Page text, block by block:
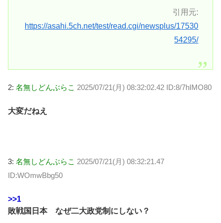
引用元:
https://asahi.5ch.net/test/read.cgi/newsplus/17530
54295/
2: 名無しどんぶらこ 2025/07/21(月) 08:32:02.42 ID:8/7hIMO80
大変だねえ
3: 名無しどんぶらこ 2025/07/21(月) 08:32:21.47
ID:WOmwBbg50
>>1
敗戦国日本 なぜ二大政党制にしない？